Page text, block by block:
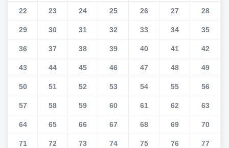
22 23 24 25 26 27 28
29 30 31 32 33 34 35
36 37 38 39 40 41 42
43 44 45 46 47 48 49
50 51 52 53 54 55 56
57 58 59 60 61 62 63
64 65 66 67 68 69 70
71 72 73 74 75 76 77